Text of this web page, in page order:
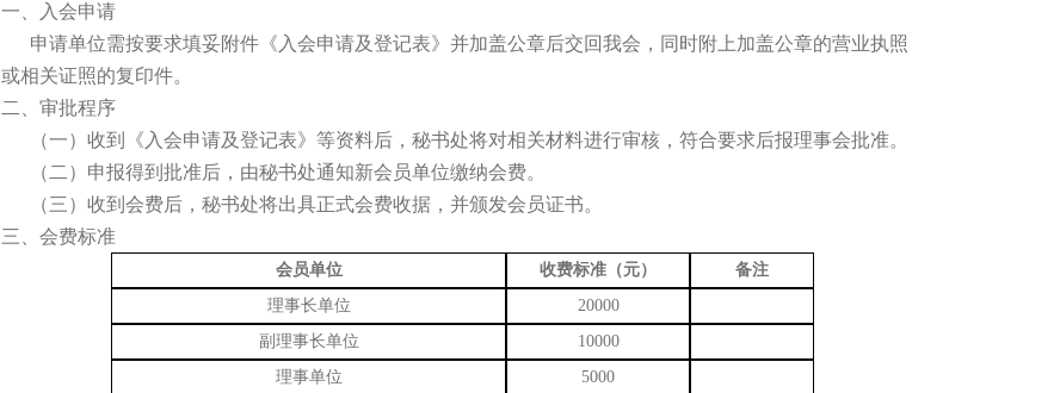
一、入会申请
申请单位需按要求填妥附件《入会申请及登记表》并加盖公章后交回我会，同时附上加盖公章的营业执照
或相关证照的复印件。
二、审批程序
（一）收到《入会申请及登记表》等资料后，秘书处将对相关材料进行审核，符合要求后报理事会批准。
（二）申报得到批准后，由秘书处通知新会员单位缴纳会费。
（三）收到会费后，秘书处将出具正式会费收据，并颁发会员证书。
三、会费标准
会员单位 收费标准（元）
备注
理事长单位
20000
副理事长单位
10000
理事单位
5000